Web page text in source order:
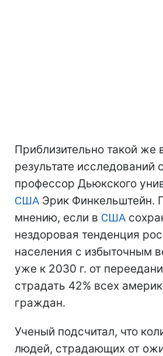
Приблизительно такой же
результате исследований
профессор Дьюкского
США Эрик Финкельштейн.
мнению, если в США
нездоровая тенденция
населения с избыточным
уже к 2030 г. от
страдать 42% всех
граждан.
Ученый подсчитал, что
людей, страдающих от